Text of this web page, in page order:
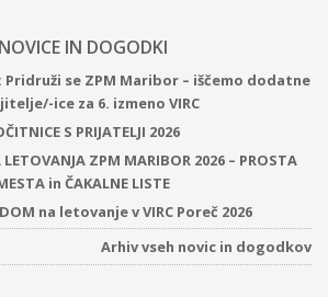
NOVICE IN DOGODKI
se ZPM Maribor – iščemo dodatne
ice za 6. izmeno VIRC
S PRIJATELJI 2026
LETOVANJA ZPM MARIBOR 2026 – PROSTA
in ČAKALNE LISTE
na letovanje v VIRC Poreč 2026
Arhiv vseh novic in dogodkov